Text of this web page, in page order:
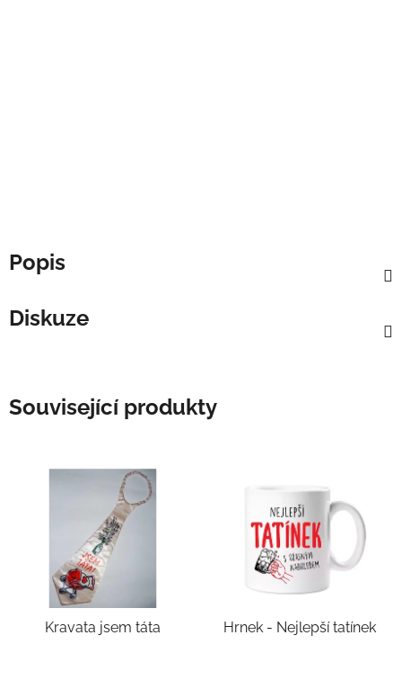
Popis
Diskuze
Související produkty
Kravata jsem táta Hrnek - Nejlepší tatínek